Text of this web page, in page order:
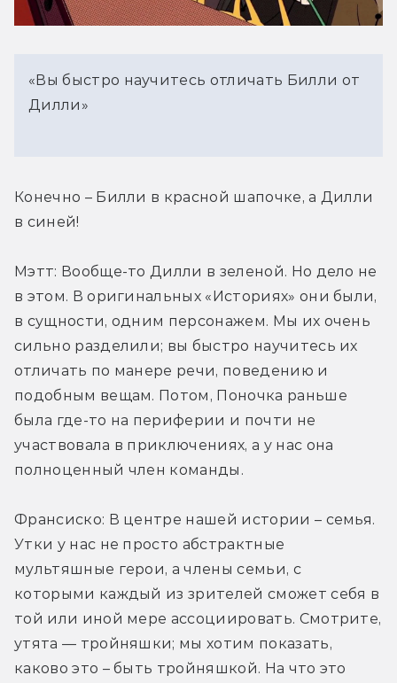
«Вы быстро научитесь отличать Билли от
Дилли»
Конечно – Билли в красной шапочке, а Дилли
в синей!
Мэтт: Вообще-то Дилли в зеленой. Но дело не
в этом. В оригинальных «Историях» они были,
в сущности, одним персонажем. Мы их очень
сильно разделили; вы быстро научитесь их
отличать по манере речи, поведению и
подобным вещам. Потом, Поночка раньше
была где-то на периферии и почти не
участвовала в приключениях, а у нас она
полноценный член команды.
Франсиско: В центре нашей истории – семья.
Утки у нас не просто абстрактные
мультяшные герои, а члены семьи, с
которыми каждый из зрителей сможет себя в
той или иной мере ассоциировать. Смотрите,
утята — тройняшки; мы хотим показать,
каково это – быть тройняшкой. На что это